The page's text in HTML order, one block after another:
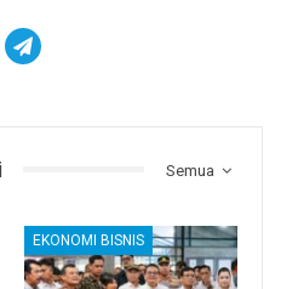
Semua
EKONOMI BISNIS